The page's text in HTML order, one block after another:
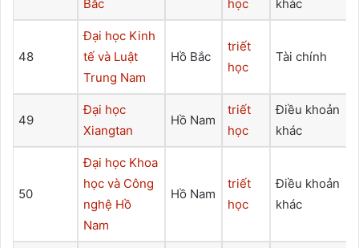
Bắc
học
khác
48
Đại học Kinh
tế và Luật
Trung Nam
Hồ Bắc
triết
học
Tài chính
49
Đại học
Xiangtan
Hồ Nam
triết
học
Điều khoản
khác
50
Đại học Khoa
học và Công
nghệ Hồ
Nam
Hồ Nam
triết
học
Điều khoản
khác